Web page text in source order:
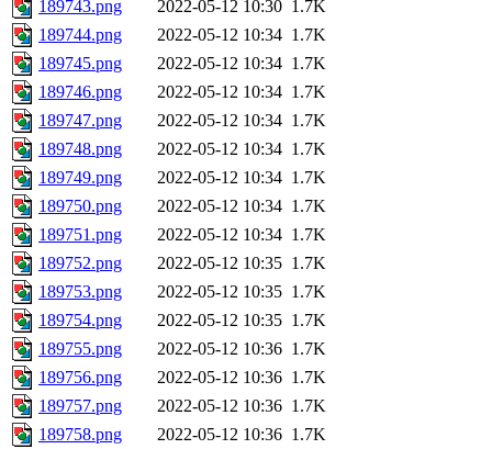
189743.png 2022-05-12 10:30 1.7K
189744.png
2022-05-12 10:34 1.7K
189745.png
2022-05-12 10:34 1.7K
189746.png
2022-05-12 10:34 1.7K
189747.png
2022-05-12 10:34 1.7K
189748.png
2022-05-12 10:34 1.7K
189749.png
2022-05-12 10:34 1.7K
189750.png
2022-05-12 10:34 1.7K
189751.png
2022-05-12 10:34 1.7K
189752.png
2022-05-12 10:35 1.7K
189753.png
2022-05-12 10:35 1.7K
189754.png
2022-05-12 10:35 1.7K
189755.png
2022-05-12 10:36 1.7K
189756.png
2022-05-12 10:36 1.7K
189757.png
2022-05-12 10:36 1.7K
189758.png
2022-05-12 10:36 1.7K